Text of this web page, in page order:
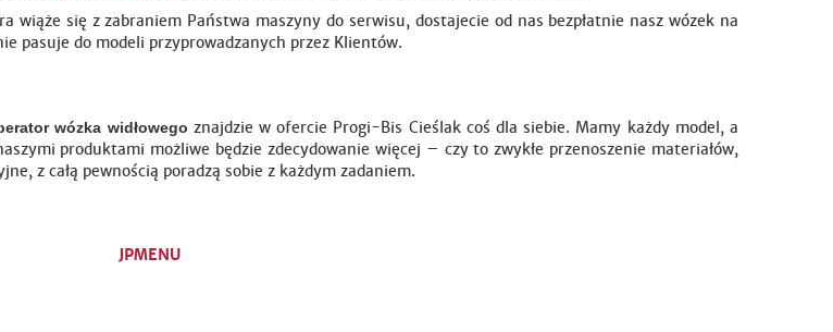
wiąże się z zabraniem Państwa maszyny do serwisu, dostajecie od nas bezpłatnie nasz wózek na
pasuje do modeli przyprowadzanych przez Klientów.
wózka widłowego znajdzie w ofercie Progi-Bis Cieślak coś dla siebie. Mamy każdy model, a
produktami możliwe będzie zdecydowanie więcej – czy to zwykłe przenoszenie materiałów,
z całą pewnością poradzą sobie z każdym zadaniem.
JPMENU